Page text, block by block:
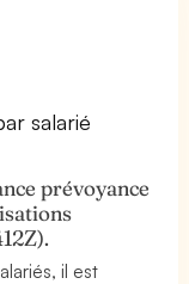
salarié
prévoyance
il est